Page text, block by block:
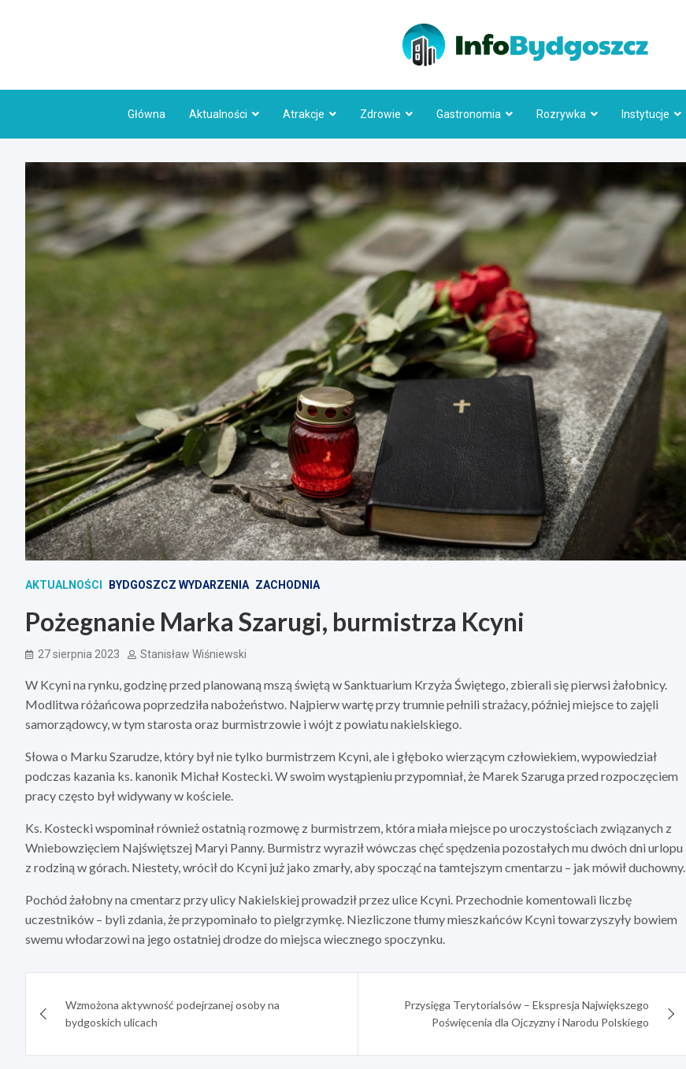
Główna Aktualności Atrakcje Zdrowie Gastronomia Rozrywka Instytucje
AKTUALNOŚCI BYDGOSZCZ WYDARZENIA ZACHODNIA
Pożegnanie Marka Szarugi, burmistrza Kcyni
27 sierpnia 2023 Stanisław Wiśniewski
W Kcyni na rynku, godzinę przed planowaną mszą świętą w Sanktuarium Krzyża Świętego, zbierali się pierwsi żałobnicy.
Modlitwa różańcowa poprzedziła nabożeństwo. Najpierw wartę przy trumnie pełnili strażacy, później miejsce to zajęli
samorządowcy, w tym starosta oraz burmistrzowie i wójt z powiatu nakielskiego.
Słowa o Marku Szarudze, który był nie tylko burmistrzem Kcyni, ale i głęboko wierzącym człowiekiem, wypowiedział
podczas kazania ks. kanonik Michał Kostecki. W swoim wystąpieniu przypomniał, że Marek Szaruga przed rozpoczęciem
pracy często był widywany w kościele.
Ks. Kostecki wspominał również ostatnią rozmowę z burmistrzem, która miała miejsce po uroczystościach związanych z
Wniebowzięciem Najświętszej Maryi Panny. Burmistrz wyraził wówczas chęć spędzenia pozostałych mu dwóch dni urlopu
z rodziną w górach. Niestety, wrócił do Kcyni już jako zmarły, aby spocząć na tamtejszym cmentarzu – jak mówił duchowny.
Pochód żałobny na cmentarz przy ulicy Nakielskiej prowadził przez ulice Kcyni. Przechodnie komentowali liczbę
uczestników – byli zdania, że przypominało to pielgrzymkę. Niezliczone tłumy mieszkańców Kcyni towarzyszyły bowiem
swemu włodarzowi na jego ostatniej drodze do miejsca wiecznego spoczynku.
wpisuWzmożona aktywność podejrzanej osoby na
bydgoskich ulicach
Przysięga Terytorialsów – Ekspresja Największego
Poświęcenia dla Ojczyzny i Narodu Polskiego